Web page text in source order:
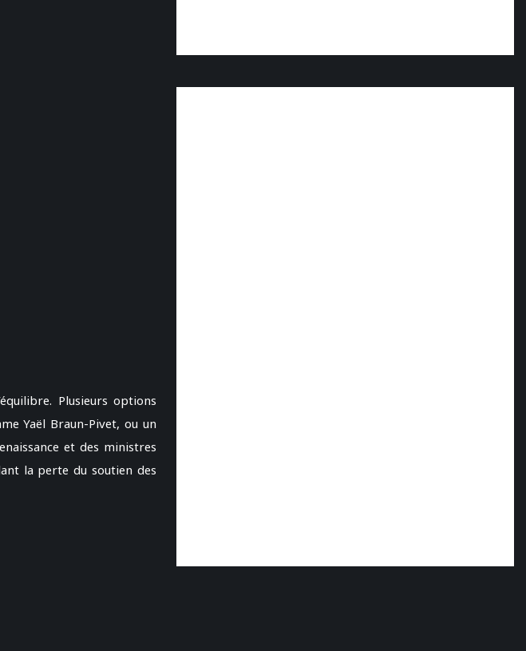
Plusieurs options
Yaël Braun-Pivet, ou un
et des ministres
la perte du soutien des